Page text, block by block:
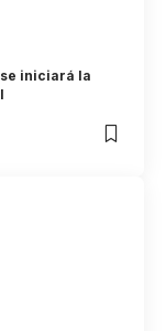
iniciará la